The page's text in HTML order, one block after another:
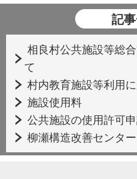
記
相良村公共施設等総
て
村内教育施設等利用
施設使用料
公共施設の使用許可
柳瀬構造改善センター